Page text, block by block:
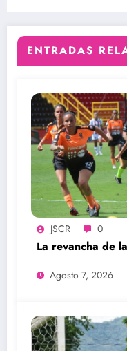
ENTRADAS
JSCR 0
La revancha de
Agosto 7, 2026